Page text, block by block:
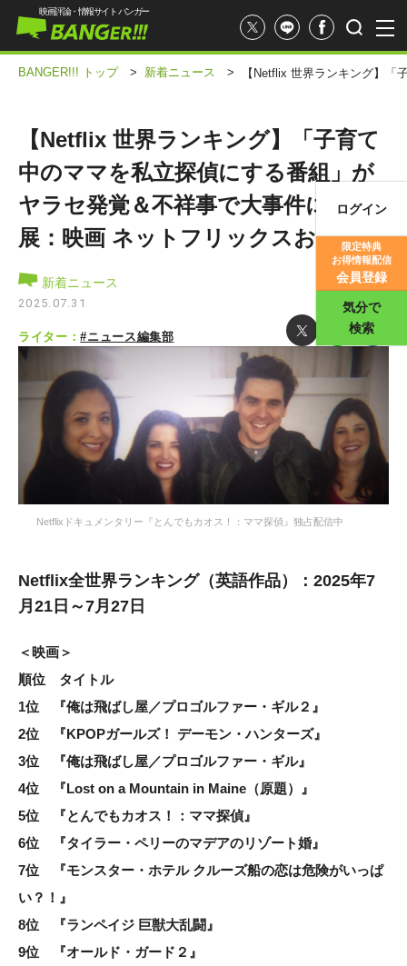
映画記事
映画評論・情報サイト バンガー
ログイン
限定特典
お得情報配信
会員登録
気分で
検索
BANGER!!! トップ > 新着ニュース > 【Netflix 世界ランキング】
【Netflix 世界ランキング】「子育て
中のママを私立探偵にする番組」が
ヤラセ発覚＆不祥事で大事件に発
展：映画 ネットフリックスおすすめ
新着ニュース
2025.07.31
ライター：#ニュース編集部
Netflixドキュメンタリー『とんでもカオス！：ママ探偵』独占配信中
Netflix全世界ランキング（英語作品）：2025年7
月21日～7月27日
＜映画＞
順位 タイトル
1位 『俺は飛ばし屋／プロゴルファー・ギル２』
2位 『KPOPガールズ！ デーモン・ハンターズ』
3位 『俺は飛ばし屋／プロゴルファー・ギル』
4位 『Lost on a Mountain in Maine（原題）』
5位 『とんでもカオス！：ママ探偵』
6位 『タイラー・ペリーのマデアのリゾート婚』
7位 『モンスター・ホテル クルーズ船の恋は危険がいっぱ
い？！』
8位 『ランペイジ 巨獣大乱闘』
9位 『オールド・ガード２』